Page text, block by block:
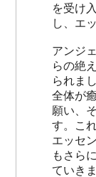
を受け
し、エ
アンジ
らの絶
られま
全体が
願い、
す。こ
エッセ
もさら
ていきま